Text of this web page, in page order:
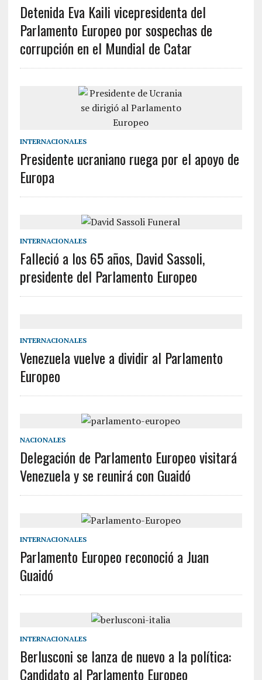
Detenida Eva Kaili vicepresidenta del
Parlamento Europeo por sospechas de
corrupción en el Mundial de Catar
INTERNACIONALES
Presidente ucraniano ruega por el apoyo de
Europa
INTERNACIONALES
Falleció a los 65 años, David Sassoli,
presidente del Parlamento Europeo
INTERNACIONALES
Venezuela vuelve a dividir al Parlamento
Europeo
NACIONALES
Delegación de Parlamento Europeo visitará
Venezuela y se reunirá con Guaidó
INTERNACIONALES
Parlamento Europeo reconoció a Juan
Guaidó
INTERNACIONALES
Berlusconi se lanza de nuevo a la política:
Candidato al Parlamento Europeo